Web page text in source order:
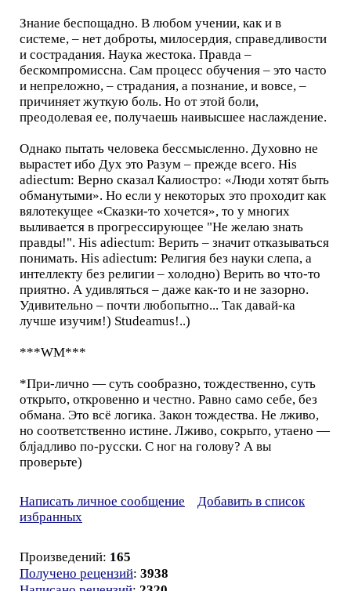
Знание беспощадно. В любом учении, как и в
системе, – нет доброты, милосердия, справедливости
и сострадания. Наука жестока. Правда –
бескомпромиссна. Сам процесс обучения – это часто
и непреложно, – страдания, а познание, и вовсе, –
причиняет жуткую боль. Но от этой боли,
преодолевая ее, получаешь наивысшее наслаждение.
Однако пытать человека бессмысленно. Духовно не
вырастет ибо Дух это Разум – прежде всего. His
adiectum: Верно сказал Калиостро: «Люди хотят быть
обманутыми». Но если у некоторых это проходит как
вялотекущее «Сказки-то хочется», то у многих
выливается в прогрессирующее "Не желаю знать
правды!". His adiectum: Верить – значит отказываться
понимать. His adiectum: Религия без науки слепа, а
интеллекту без религии – холодно) Верить во что-то
приятно. А удивляться – даже как-то и не зазорно.
Удивительно – почти любопытно... Так давай-ка
лучше изучим!) Studeamus!..)
***WM***
*При-лично — суть сообразно, тождественно, суть
открыто, откровенно и честно. Равно само себе, без
обмана. Это всё логика. Закон тождества. Не лживо,
но соответственно истине. Лживо, сокрыто, утаено —
блjaдливо по-русски. С ног на голову? А вы
проверьте)
Написать личное сообщение
Добавить в список
избранных
Произведений: 165
Получено рецензий: 3938